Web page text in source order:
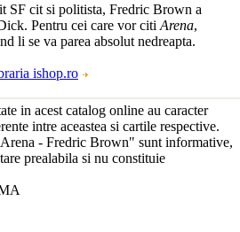
SF cit si politista, Fredric Brown a
Pentru cei care vor citi Arena,
li se va parea absolut nedreapta.
ishop.ro
in acest catalog online au caracter
intre aceastea si cartile respective.
- Fredric Brown" sunt informative,
prealabila si nu constituie